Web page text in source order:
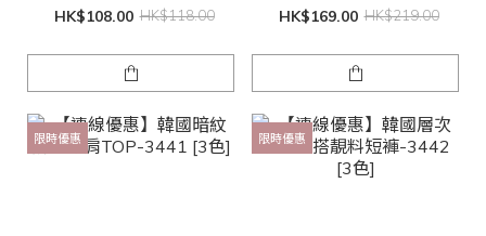
HK$108.00 HK$118.00 HK$169.00 HK$219.00
限時優惠 限時優惠